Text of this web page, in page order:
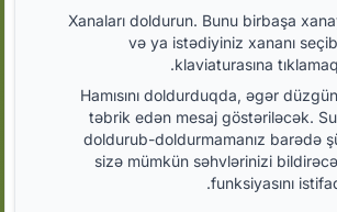
Xanaları doldurun. Bunu birbaşa
və ya istədiyiniz xananı
klaviaturasına
Hamısını doldurduqda, əgər
təbrik edən mesaj göstəriləcək.
doldurub-doldurmamanız barədə
sizə mümkün səhvlərinizi
funksiyasını